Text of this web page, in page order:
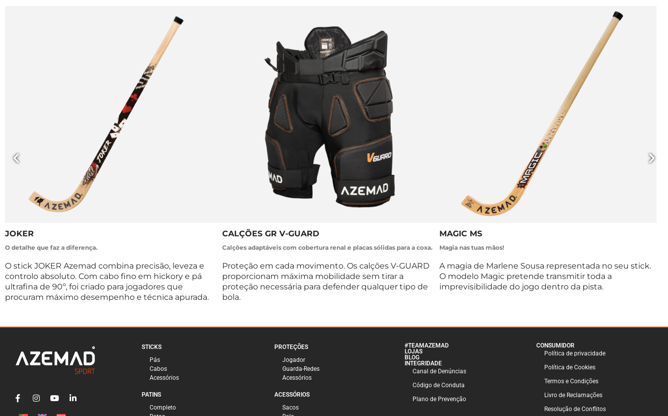
JOKER
O detalhe que faz a diferença.
O stick JOKER Azemad combina precisão, leveza e
controlo absoluto. Com cabo fino em hickory e pá
ultrafina de 90º, foi criado para jogadores que
procuram máximo desempenho e técnica apurada.
CALÇÕES GR V-GUARD
Calções adaptáveis com cobertura renal e placas sólidas para a coxa.
Proteção em cada movimento. Os calções V-GUARD
proporcionam máxima mobilidade sem tirar a
proteção necessária para defender qualquer tipo de
bola.
MAGIC MS
Magia nas tuas mãos!
A magia de Marlene Sousa representada no seu stick.
O modelo Magic pretende transmitir toda a
imprevisibilidade do jogo dentro da pista.
STICKS
Pás
Cabos
Acessórios
PROTEÇÕES
Jogador
Guarda-Redes
Acessórios
PATINS
Completo
ACESSÓRIOS
Sacos
#TEAMAZEMAD
LOJAS
BLOG
INTEGRIDADE
Canal de Denúncias
Código de Conduta
Plano de Prevenção
CONSUMIDOR
Política de privacidade
Política de Cookies
Termos e Condições
Livro de Reclamações
Resolução de Conflitos